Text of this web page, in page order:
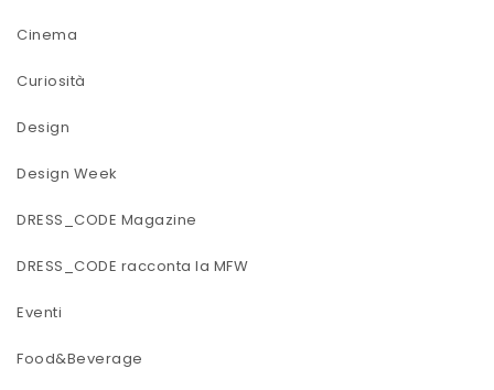
Cinema
Curiosità
Design
Design Week
DRESS_CODE Magazine
DRESS_CODE racconta la MFW
Eventi
Food&Beverage